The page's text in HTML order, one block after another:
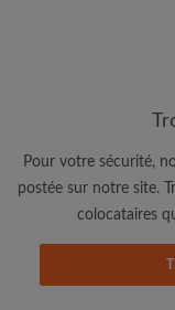
Adresse email
J'ai lu, compris
Pour votre sécurité,
postée sur notre site.
colocataires